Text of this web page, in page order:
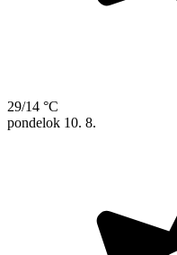
29/14 °C
pondelok 10. 8.